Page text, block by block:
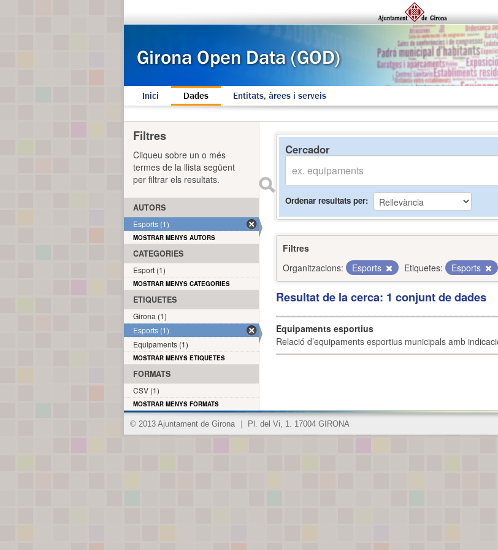
Inici Dades Entitats, àrees i serveis
Cercador
Ordenar resultats per
Filtres
Organitzacions:
Esports Etiquetes: Esports
Resultat de la cerca: 1 conjunt de dades
Equipaments esportius
Relació d’equipaments esportius municipals amb
Filtres
Cliqueu sobre un o més
termes de la llista següent
per filtrar els resultats.
AUTORS
Esports (1)
MOSTRAR MENYS AUTORS
CATEGORIES
Esport (1)
MOSTRAR MENYS CATEGORIES
ETIQUETES
Girona (1)
Esports (1)
Equipaments (1)
MOSTRAR MENYS ETIQUETES
FORMATS
CSV (1)
MOSTRAR MENYS FORMATS
© 2013 Ajuntament de Girona Pl. del Vi, 1. 17004 GIRONA